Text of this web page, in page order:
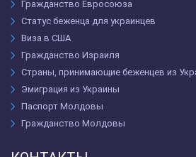
Гражданство Евросоюза
Статус беженца для украинцев
Виза в США
Гражданство Израиля
Страны, принимающие беженцев из
Эмиграция из Украины
Паспорт Молдовы
Гражданство Молдовы